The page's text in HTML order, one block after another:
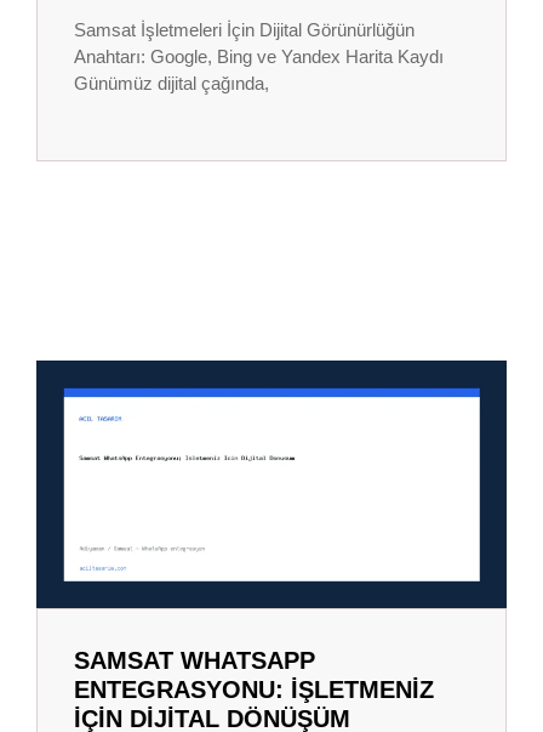
Samsat İşletmeleri İçin Dijital Görünürlüğün
Anahtarı: Google, Bing ve Yandex Harita Kaydı
Günümüz dijital çağında,
SAMSAT WHATSAPP
ENTEGRASYONU: İŞLETMENIZ
İÇIN DIJITAL DÖNÜŞÜM